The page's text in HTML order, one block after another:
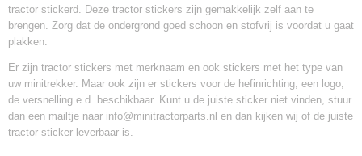
tractor stickerd. Deze tractor stickers zijn gemakkelijk zelf aan te
brengen. Zorg dat de ondergrond goed schoon en stofvrij is voordat u gaat
plakken.
Er zijn tractor stickers met merknaam en ook stickers met het type van
uw minitrekker. Maar ook zijn er stickers voor de hefinrichting, een logo,
de versnelling e.d. beschikbaar. Kunt u de juiste sticker niet vinden, stuur
dan een mailtje naar info@minitractorparts.nl en dan kijken wij of de juiste
tractor sticker leverbaar is.